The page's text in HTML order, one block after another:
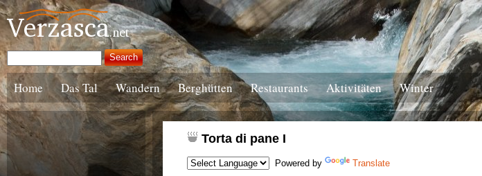
Home Das Tal Wandern Berghütten Restaurants Aktivitäten Winter
Torta di pane I
Powered by Translate